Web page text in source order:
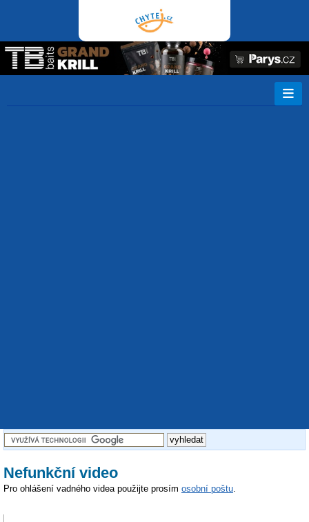
Nefunkční video
Pro ohlášení vadného videa použijte prosím osobní poštu.